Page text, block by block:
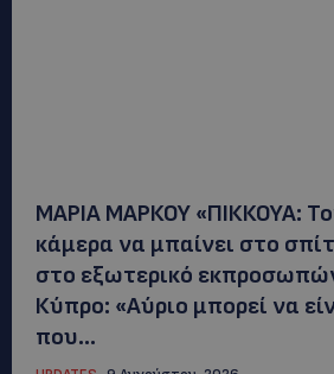
ΜΑΡΙΑ ΜΑΡΚΟΥ «ΠΙΚΚΟΥΑ:
κάμερα να μπαίνει στο
στο εξωτερικό
Κύπρο: «Αύριο μπορεί να
που...